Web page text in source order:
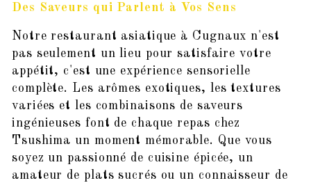
Des Saveurs qui Parlent à Vos Sens
Notre restaurant asiatique à Cugnaux n'est
pas seulement un lieu pour satisfaire votre
appétit, c'est une expérience sensorielle
complète. Les arômes exotiques, les textures
variées et les combinaisons de saveurs
ingénieuses font de chaque repas chez
Tsushima un moment mémorable. Que vous
soyez un passionné de cuisine épicée, un
amateur de plats sucrés ou un connaisseur de